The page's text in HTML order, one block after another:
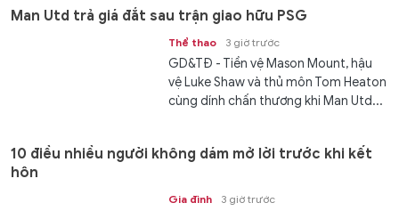
Man Utd trả giá đắt sau trận giao hữu PSG
Thể thao 3 giờ trước
GD&TĐ - Tiền vệ Mason Mount, hậu
vệ Luke Shaw và thủ môn Tom Heaton
cùng dính chấn thương khi Man Utd...
10 điều nhiều người không dám mở lời trước khi kết
hôn
Gia đình 3 giờ trước